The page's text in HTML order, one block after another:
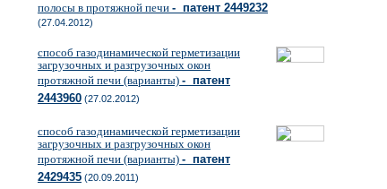
полосы в протяжной печи - патент 2449232
(27.04.2012)
способ газодинамической герметизации
загрузочных и разгрузочных окон
протяжной печи (варианты) - патент
2443960 (27.02.2012)
способ газодинамической герметизации
загрузочных и разгрузочных окон
протяжной печи (варианты) - патент
2429435 (20.09.2011)